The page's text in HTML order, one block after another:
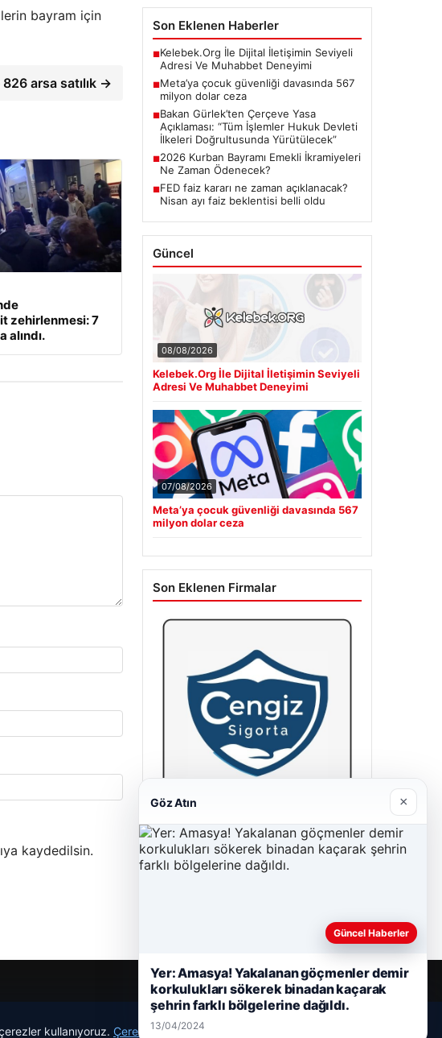
bayram için
arsa satılık →
zehirlenmesi: 7
alındı.
kaydedilsin.
Son Eklenen Haberler
■Kelebek.Org İle Dijital İletişimin Seviyeli
Adresi Ve Muhabbet Deneyimi
■Meta’ya çocuk güvenliği davasında 567
milyon dolar ceza
■Bakan Gürlek’ten Çerçeve Yasa
Açıklaması: “Tüm İşlemler Hukuk Devleti
İlkeleri Doğrultusunda Yürütülecek”
■2026 Kurban Bayramı Emekli İkramiyeleri
Ne Zaman Ödenecek?
■FED faiz kararı ne zaman açıklanacak?
Nisan ayı faiz beklentisi belli oldu
Güncel
08/08/2026
Kelebek.Org İle Dijital İletişimin Seviyeli
Adresi Ve Muhabbet Deneyimi
07/08/2026
Meta’ya çocuk güvenliği davasında 567
milyon dolar ceza
Son Eklenen Firmalar
Cengiz Sigorta
23/06/2026
kullanıyoruz. Çerez Politikamız
Göz Atın ×
Güncel Haberler
Yer: Amasya! Yakalanan göçmenler demir
korkulukları sökerek binadan kaçarak
şehrin farklı bölgelerine dağıldı.
13/04/2024